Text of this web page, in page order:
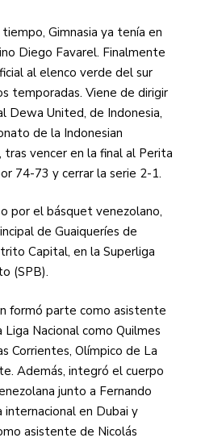
Gimnasia ya tenía en
Diego Favarel. Finalmente
al elenco verde del sur
temporadas. Viene de dirigir
Dewa United, de Indonesia,
de la Indonesian
vencer en la final al Perita
74-73 y cerrar la serie 2-1.
por el básquet venezolano,
de Guaiqueríes de
Capital, en la Superliga
(SPB).
formó parte como asistente
Nacional como Quilmes
Corrientes, Olímpico de La
Además, integró el cuerpo
junto a Fernando
internacional en Dubai y
asistente de Nicolás